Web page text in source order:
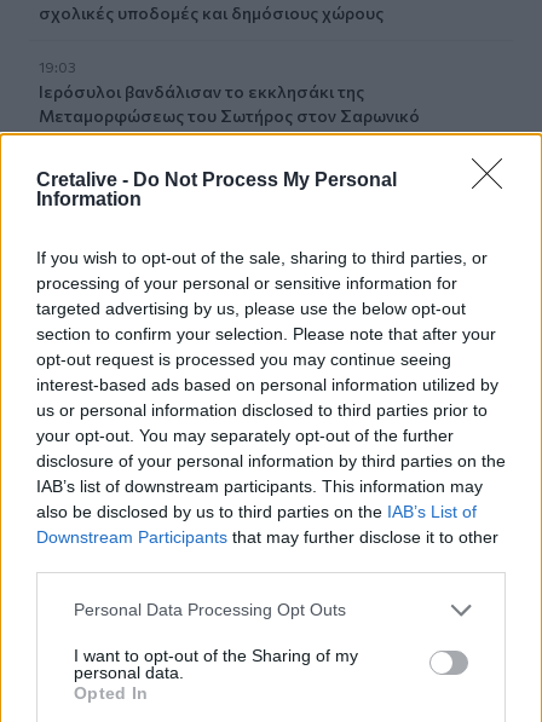
Cretalive - Do Not Process My Personal
Information
If you wish to opt-out of the sale, sharing to third parties, or
processing of your personal or sensitive information for
targeted advertising by us, please use the below opt-out
section to confirm your selection. Please note that after your
opt-out request is processed you may continue seeing
interest-based ads based on personal information utilized by
us or personal information disclosed to third parties prior to
your opt-out. You may separately opt-out of the further
disclosure of your personal information by third parties on the
IAB’s list of downstream participants. This information may
also be disclosed by us to third parties on the IAB’s List of
Downstream Participants that may further disclose it to other
Personal Data Processing Opt Outs
I want to opt-out of the Sharing of my
personal data.
Opted In
σχολικές υποδομές και δημόσιους χώρους
19:03
Ιερόσυλοι βανδάλισαν το εκκλησάκι της
Μεταμορφώσεως του Σωτήρος στον Σαρωνικό
18:59
ΗΠΑ: 23.000 θέσεις λιγότερες θέσεις εργασίας τον
18:45
Άκης Σκέρτσος: «Το ΠΑΣΟΚ υποκαθιστά την οικονομική
ανάλυση με πολιτική προπαγάνδα»
18:40
Οροπέδιο Λασιθίου: Στην τελική ευθεία για τους 45ους
Δικταίους Αγώνες
18:30
Κοζάνη: Φωτιά σε χορτολιβαδική έκταση στην Ερμακιά